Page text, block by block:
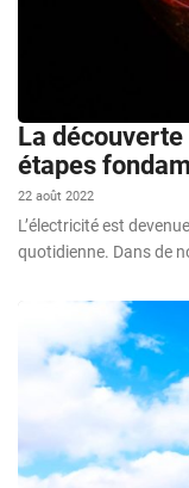
La découverte
étapes
22 août 2022
L’électricité est
quotidienne. Dans de